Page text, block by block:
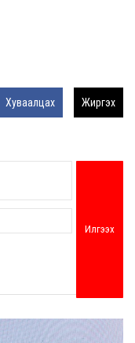
Хуваалцах Жиргэх
Илгээх